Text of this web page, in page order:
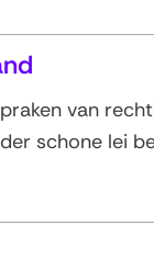
van
schone lei